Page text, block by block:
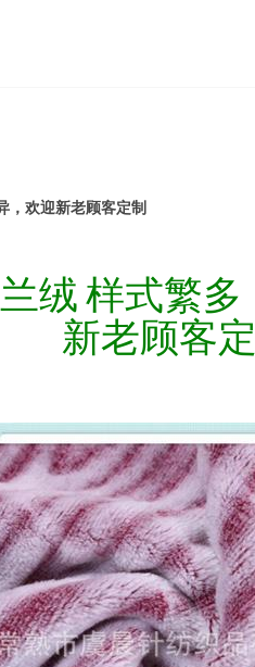
，欢迎新老顾客定制
绒 样式繁
新老顾客